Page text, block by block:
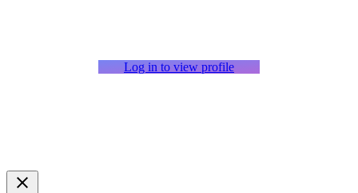
Log in to view profile